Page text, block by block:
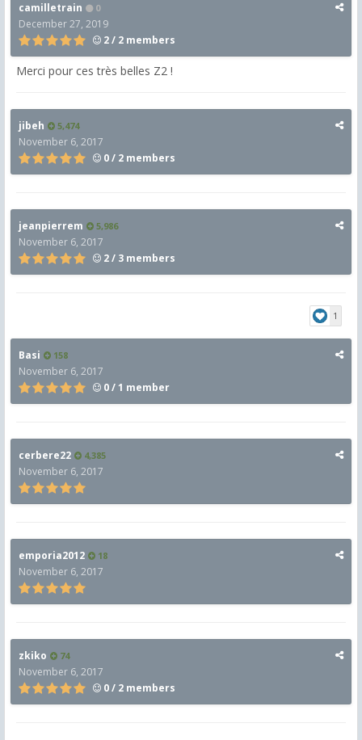
camilletrain 0
December 27, 2019
2 / 2 members
Merci pour ces très belles Z2 !
jibeh 5,474
November 6, 2017
0 / 2 members
jeanpierrem 5,986
November 6, 2017
2 / 3 members
1
Basi 158
November 6, 2017
0 / 1 member
cerbere22 4,385
November 6, 2017
emporia2012 18
November 6, 2017
zkiko 74
November 6, 2017
0 / 2 members